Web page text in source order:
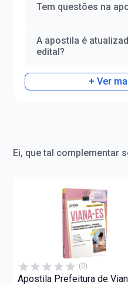
Tem questões na
A apostila é
edital?
+ Ver
Ei, que tal complementar
(0)
Apostila Prefeitura de